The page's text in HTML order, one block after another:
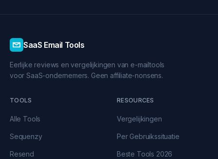
SaaS Email Tools
Eerlijke reviews en vergelijkingen van e-mailtools
voor SaaS-ondernemers. Geen affiliate-nonsens.
TOOLS
Alle Tools
Sequenzy
Resend
RESOURCES
Vergelijkingen
Per Gebruikssituatie
Beste Tools 2026